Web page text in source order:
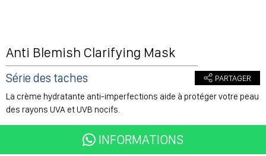
Anti Blemish Clarifying Mask
Série des taches
La crème hydratante anti-imperfections aide à protéger votre peau
des rayons UVA et UVB nocifs.